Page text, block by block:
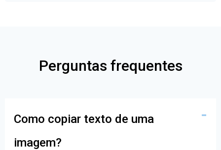
Perguntas frequentes
Como copiar texto de uma
imagem?